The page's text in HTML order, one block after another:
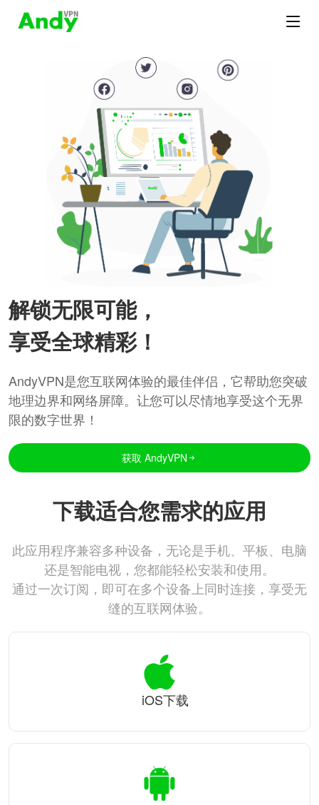
解锁无限可能，
享受全球精彩！
AndyVPN是您互联网体验的最佳伴侣，它帮助您突破
地理边界和网络屏障。让您可以尽情地享受这个无界
限的数字世界！
获取 AndyVPN
下载适合您需求的应用
此应用程序兼容多种设备，无论是手机、平板、电脑
还是智能电视，您都能轻松安装和使用。
通过一次订阅，即可在多个设备上同时连接，享受无
缝的互联网体验。
iOS下载